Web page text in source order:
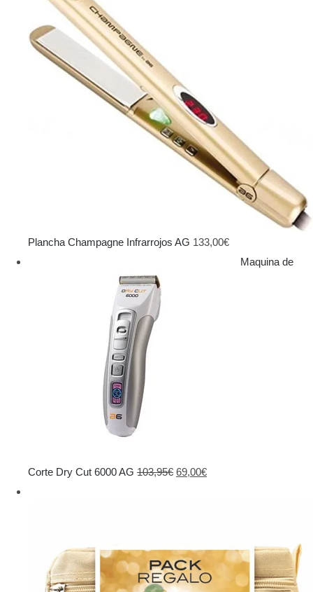
Plancha Champagne Infrarrojos AG 133,00€
Maquina de
Corte Dry Cut 6000 AG 103,95€ El
103,95€.
69,00€El
69,00€.